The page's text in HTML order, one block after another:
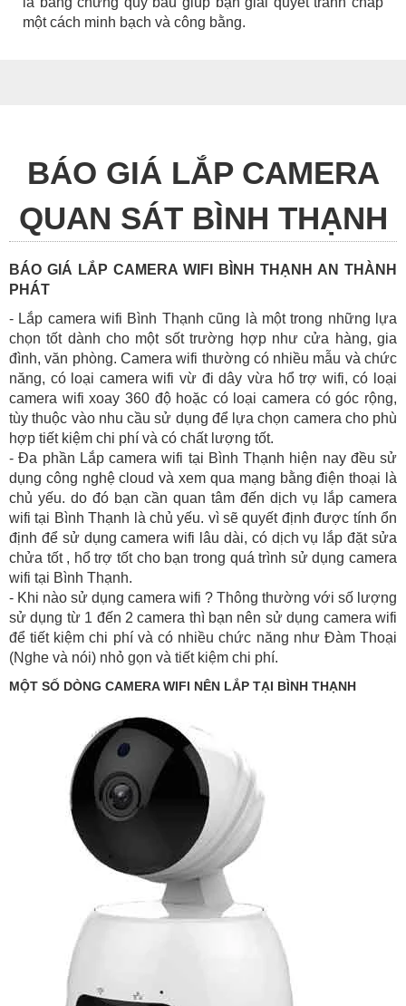
một cách minh bạch và công bằng.
BÁO GIÁ LẮP CAMERA
QUAN SÁT BÌNH THẠNH
BÁO GIÁ LẮP CAMERA WIFI BÌNH THẠNH AN THÀNH
PHÁT
- Lắp camera wifi Bình Thạnh cũng là một trong những lựa
chọn tốt dành cho một sốt trường hợp như cửa hàng, gia
đình, văn phòng. Camera wifi thường có nhiều mẫu và chức
năng, có loại camera wifi vừ đi dây vừa hổ trợ wifi, có loại
camera wifi xoay 360 độ hoặc có loại camera có góc rộng,
tùy thuộc vào nhu cầu sử dụng để lựa chọn camera cho phù
hợp tiết kiệm chi phí và có chất lượng tốt.
- Đa phần Lắp camera wifi tại Bình Thạnh hiện nay đều sử
dụng công nghệ cloud và xem qua mạng bằng điện thoại là
chủ yếu. do đó bạn cần quan tâm đến dịch vụ lắp camera
wifi tại Bình Thạnh là chủ yếu. vì sẽ quyết định được tính ổn
định để sử dụng camera wifi lâu dài, có dịch vụ lắp đặt sửa
chửa tốt , hổ trợ tốt cho bạn trong quá trình sử dụng camera
wifi tại Bình Thạnh.
- Khi nào sử dụng camera wifi ? Thông thường với số lượng
sử dụng từ 1 đến 2 camera thì bạn nên sử dụng camera wifi
để tiết kiệm chi phí và có nhiều chức năng như Đàm Thoại
(Nghe và nói) nhỏ gọn và tiết kiệm chi phí.
MỘT SỐ DÒNG CAMERA WIFI NÊN LẮP TẠI BÌNH THẠNH